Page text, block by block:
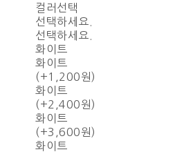
컬러선택
선택하세요.
선택하세요.
화이트
화이트
(+1,200원)
화이트
(+2,400원)
화이트
(+3,600원)
화이트